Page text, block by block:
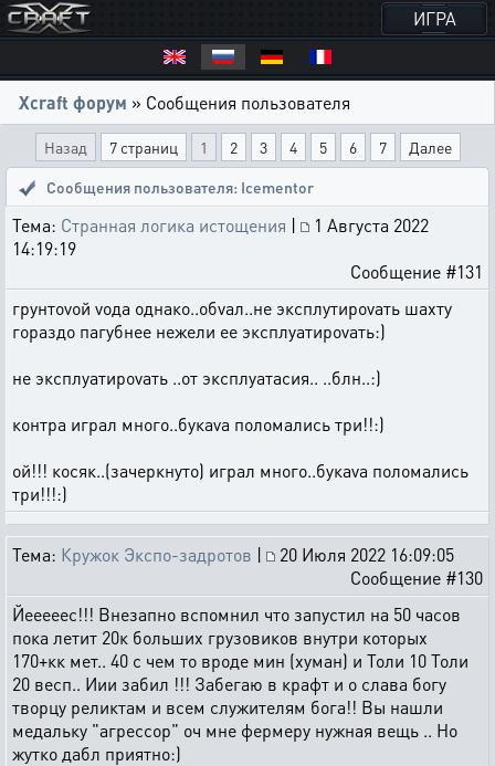
ИГРА
Xcraft форум » Сообщения пользователя
Назад 7 страниц 1 2 3 4 5 6 7
Далее
Сообщения пользователя: Icementor
Тема: Странная логика истощения |
1 Августа 2022
14:19:19
Сообщение #131
грунтоvoй voда однако..обvал..не эксплутироvать шахту
гораздо пагубнее нежели ее эксплуатироvать:)
не эксплуатироvать ..от эксплуатаcия.. ..блн..:)
контра играл много..букаvа поломались три!!:)
ой!!! косяк..(зачеркнуто) играл много..букаvа поломались
три!!!:)
Тема: Кружок Экспо-задротов |
20 Июля 2022 16:09:05
Сообщение #130
Йееееес!!! Внезапно вспомнил что запустил на 50 часов
пока летит 20к больших грузовиков внутри которых
170+кк мет.. 40 с чем то вроде мин (хуман) и Толи 10 Толи
20 весп.. Иии забил !!! Забегаю в крафт и о слава богу
творцу реликтам и всем служителям бога!! Вы нашли
медальку "агрессор" оч мне фермеру нужная вещь .. Но
жутко дабл приятно:)